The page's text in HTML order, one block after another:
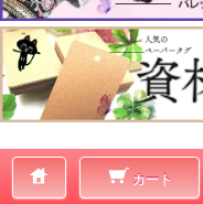
カート